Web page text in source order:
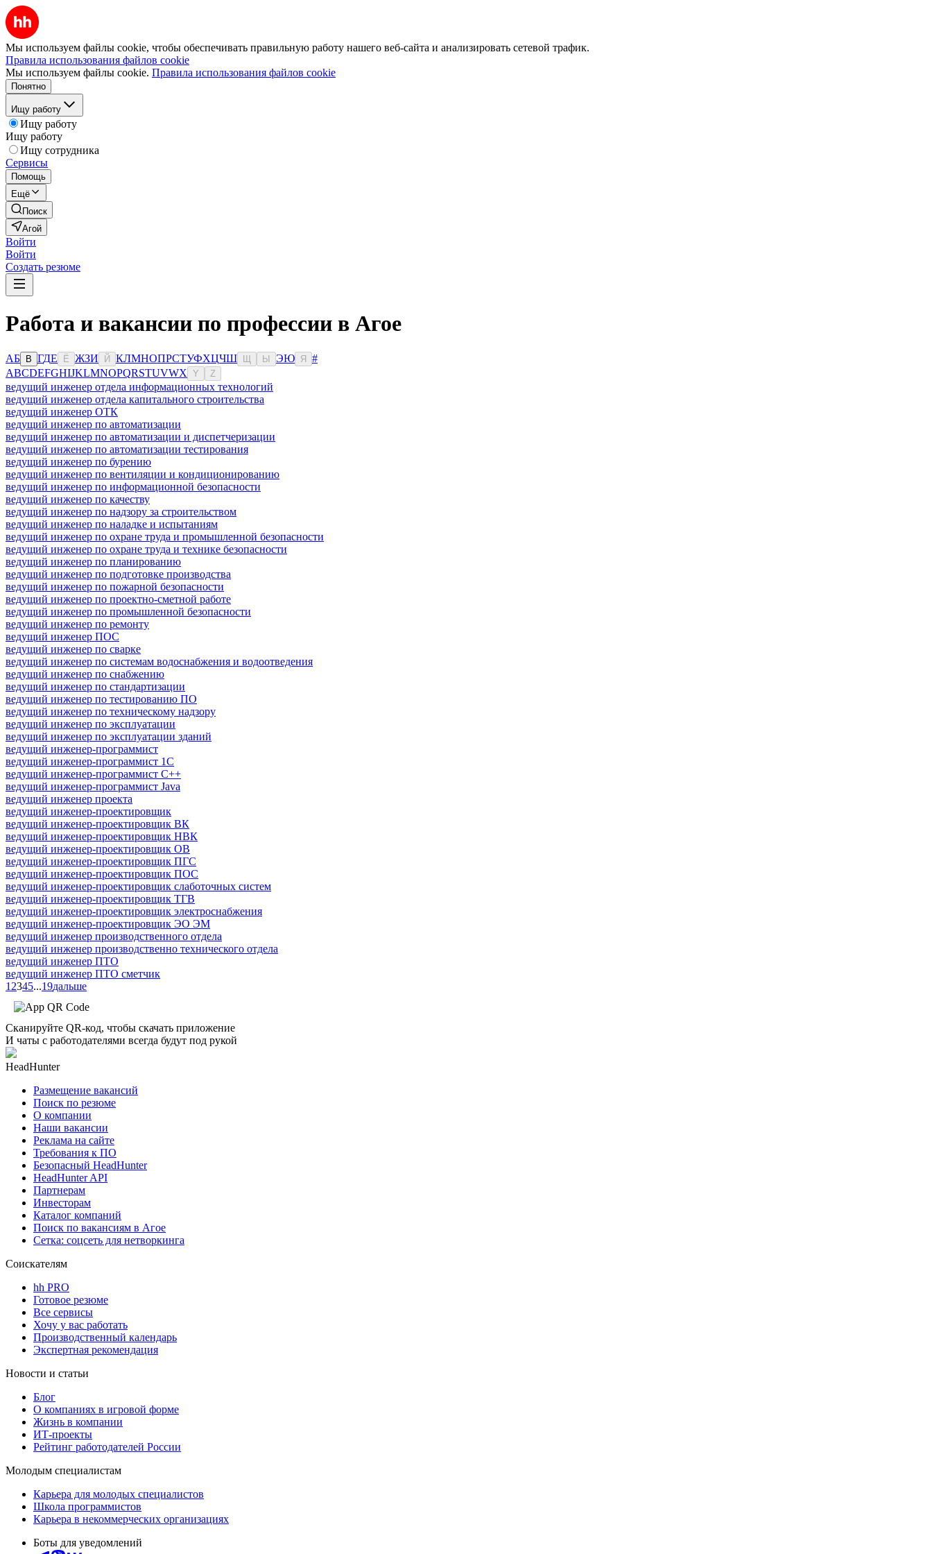
Мы используем файлы cookie, чтобы обеспечивать правильную работу нашего веб-сайта и анализировать сетевой трафик.
Правила использования файлов cookie
Мы используем файлы cookie. Правила использования файлов cookie
Понятно
Ищу работу
Ищу работу
Ищу работу
Ищу сотрудника
Сервисы
Помощь
Ещё
Поиск
Агой
Войти
Войти
Создать резюме
Работа и вакансии по профессии в Агое
АБ В ГДЕ Ё ЖЗИ Й КЛМНОПРСТУФХЦЧШ Ы ЭЮ Я
#
ABCDEFGHIJKLMNOPQRSTUVWX Y Z
ведущий инженер отдела информационных технологий
ведущий инженер отдела капитального строительства
ведущий инженер ОТК
ведущий инженер по автоматизации
ведущий инженер по автоматизации и диспетчеризации
ведущий инженер по автоматизации тестирования
ведущий инженер по бурению
ведущий инженер по вентиляции и кондиционированию
ведущий инженер по информационной безопасности
ведущий инженер по качеству
ведущий инженер по надзору за строительством
ведущий инженер по наладке и испытаниям
ведущий инженер по охране труда и промышленной безопасности
ведущий инженер по охране труда и технике безопасности
ведущий инженер по планированию
ведущий инженер по подготовке производства
ведущий инженер по пожарной безопасности
ведущий инженер по проектно-сметной работе
ведущий инженер по промышленной безопасности
ведущий инженер по ремонту
ведущий инженер ПОС
ведущий инженер по сварке
ведущий инженер по системам водоснабжения и водоотведения
ведущий инженер по снабжению
ведущий инженер по стандартизации
ведущий инженер по тестированию ПО
ведущий инженер по техническому надзору
ведущий инженер по эксплуатации
ведущий инженер по эксплуатации зданий
ведущий инженер-программист
ведущий инженер-программист 1С
ведущий инженер-программист C++
ведущий инженер-программист Java
ведущий инженер проекта
ведущий инженер-проектировщик
ведущий инженер-проектировщик ВК
ведущий инженер-проектировщик НВК
ведущий инженер-проектировщик ОВ
ведущий инженер-проектировщик ПГС
ведущий инженер-проектировщик ПОС
ведущий инженер-проектировщик слаботочных систем
ведущий инженер-проектировщик ТГВ
ведущий инженер-проектировщик электроснабжения
ведущий инженер-проектировщик ЭО ЭМ
ведущий инженер производственного отдела
ведущий инженер производственно технического отдела
ведущий инженер ПТО
ведущий инженер ПТО сметчик
1 2345...19дальше
Сканируйте QR-код, чтобы скачать приложение
И чаты с работодателями всегда будут под рукой
HeadHunter
Размещение вакансий
Поиск по резюме
О компании
Наши вакансии
Реклама на сайте
Требования к ПО
Безопасный HeadHunter
HeadHunter API
Партнерам
Инвесторам
Каталог компаний
Поиск по вакансиям в Агое
Сетка: соцсеть для нетворкинга
Соискателям
hh PRO
Готовое резюме
Все сервисы
Хочу у вас работать
Производственный календарь
Экспертная рекомендация
Новости и статьи
Блог
О компаниях в игровой форме
Жизнь в компании
ИТ-проекты
Рейтинг работодателей России
Молодым специалистам
Карьера для молодых специалистов
Школа программистов
Карьера в некоммерческих организациях
Боты для уведомлений